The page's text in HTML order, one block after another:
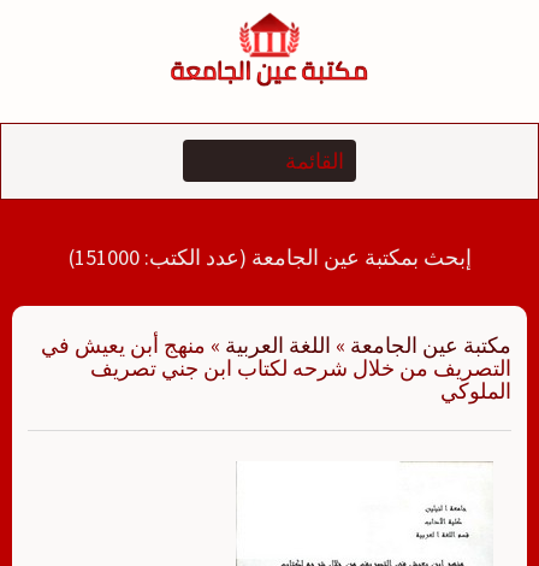
إبحث بمكتبة عين الجامعة (عدد الكتب: 151000)
مكتبة عين الجامعة » اللغة العربية » منهج أبن يعيش في
التصريف من خلال شرحه لكتاب ابن جني تصريف
الملوكي